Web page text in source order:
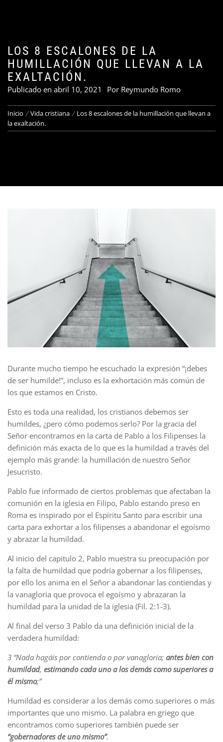
LOS 8 ESCALONES DE LA
HUMILLACIÓN QUE LLEVAN A LA
EXALTACIÓN.
Publicado en abril 10, 2021 Por Reymundo Romo
Inicio Vida cristiana
Los 8 escalones de la humillación que llevan a
la exaltación.
Durante mucho tiempo he escuchado la expresión “¡debes
de ser humilde!”, incluso es la exhortación más común de
los que estamos en Cristo.
Esto es toda una realidad, los cristianos debemos ser
humildes, ¿pero cómo podemos serlo? Por la gracia del
Señor encontramos en la carta de Pablo a los Filipenses la
definición más exacta de lo que es la humildad a través del
ejemplo más grande: la humillación de nuestro Señor
Jesucristo.
Pablo fue informado de ciertos problemas que afectaban la
comunión en la iglesia en Filipo, Pablo estando preso en
Roma es inspirado por el Espíritu Santo para escribir una
carta para exhortar a los filipenses a abandonar el egoísmo
y abrazar la humildad.
Al inicio del capitulo 2, Pablo muestra su preocupación por
la falta de humildad que podría gobernar a los filipenses,
por ello los anima en el Señor a abandonar las contiendas y
la vanagloria que provoca el egoísmo y abrazaran la
humildad para la unidad de la iglesia (Fil. 2:1-3).
Al final del verso 3 Pablo da una definición inicial de la
verdadera humildad:
3 “Nada hagáis por contienda o por vanagloria; antes bien con
humildad, estimando cada uno a los demás como superiores a
él mismo;”
Humildad es considerar a los demás como superiores o más
importantes que uno mismo. La palabra en griego que
encontramos como superiores también puede ser
“gobernadores de uno mismo”.